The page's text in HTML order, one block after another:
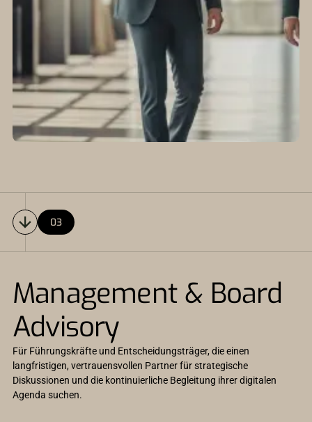
03
Management & Board
Advisory
Für Führungskräfte und Entscheidungsträger, die einen
langfristigen, vertrauensvollen Partner für strategische
Diskussionen und die kontinuierliche Begleitung ihrer digitalen
Agenda suchen.